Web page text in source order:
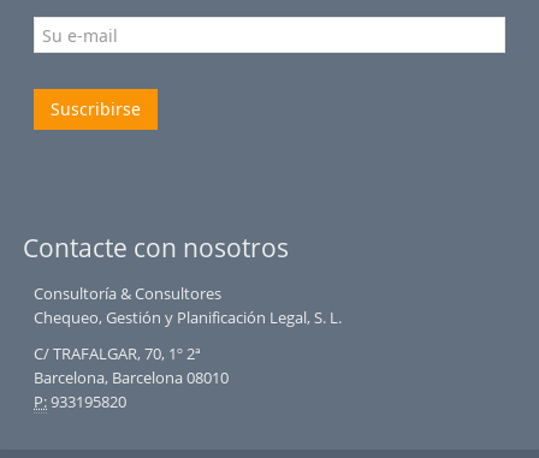
Suscribirse
Contacte con nosotros
Consultoría & Consultores
Chequeo, Gestión y Planificación Legal, S. L.
C/ TRAFALGAR, 70, 1º 2ª
Barcelona, Barcelona 08010
P:933195820